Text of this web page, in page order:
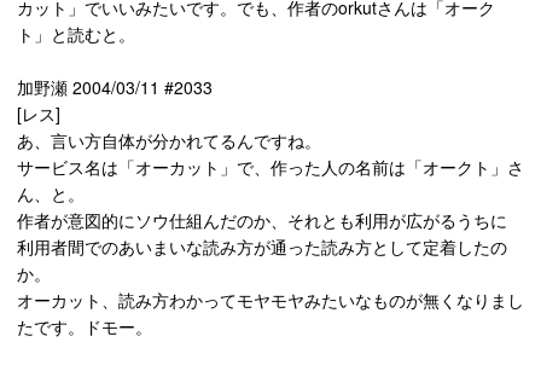
カット」でいいみたいです。でも、作者のorkutさんは「オーク
ト」と読むと。
加野瀬 2004/03/11 #2033
[レス]
あ、言い方自体が分かれてるんですね。
サービス名は「オーカット」で、作った人の名前は「オークト」さ
ん、と。
作者が意図的にソウ仕組んだのか、それとも利用が広がるうちに
利用者間でのあいまいな読み方が通った読み方として定着したの
か。
オーカット、読み方わかってモヤモヤみたいなものが無くなりまし
たです。ドモー。